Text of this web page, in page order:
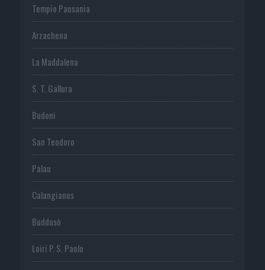
Tempio Pausania
Arzachena
La Maddalena
S. T. Gallura
Budoni
San Teodoro
Palau
Calangianus
Buddusò
Loiri P. S. Paolo